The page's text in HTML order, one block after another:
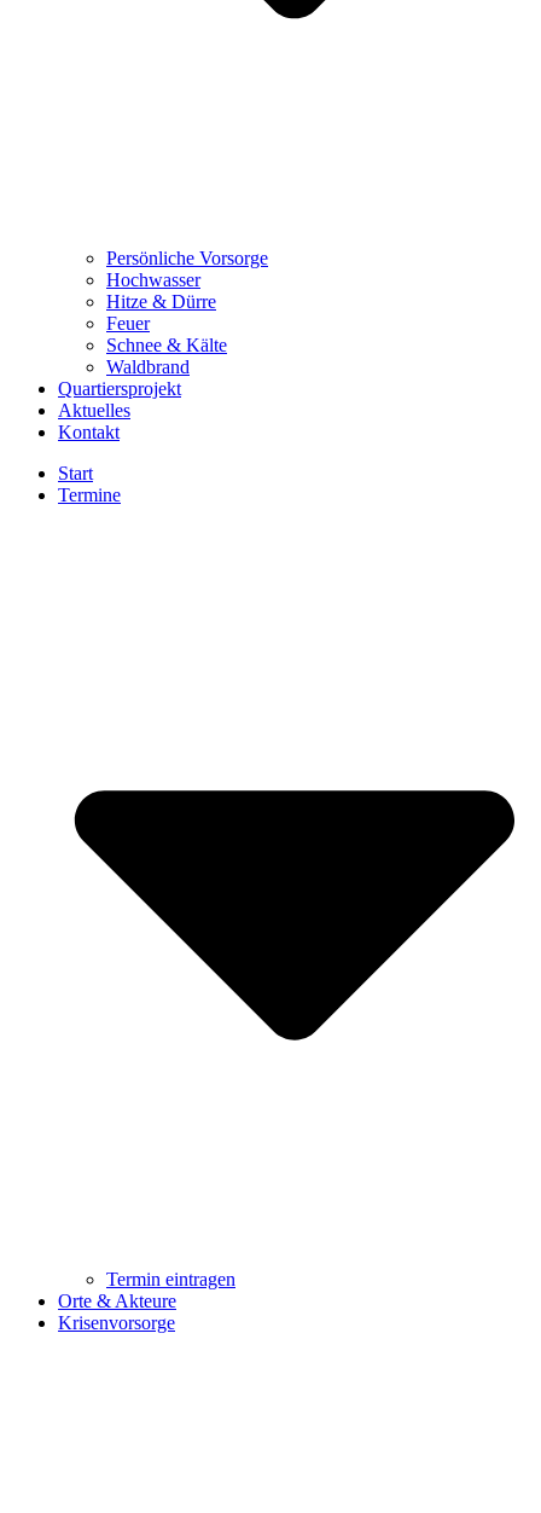
Persönliche Vorsorge
Hochwasser
Hitze & Dürre
Feuer
Schnee & Kälte
Waldbrand
Quartiersprojekt
Aktuelles
Kontakt
Start
Termine
Termin eintragen
Orte & Akteure
Krisenvorsorge